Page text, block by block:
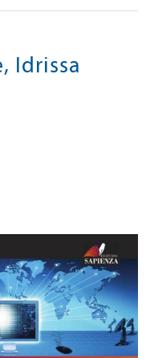
Idrissa